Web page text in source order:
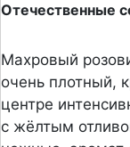
Отечественные
Махровый
очень плотный,
центре
с жёлтым